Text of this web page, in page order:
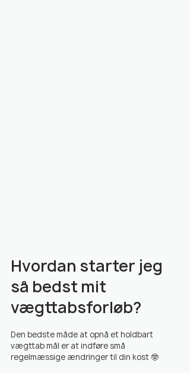
Hvordan starter jeg
så bedst mit
vægttabsforløb?
Den bedste måde at opnå et holdbart
vægttab mål er at indføre små
regelmæssige ændringer til din kost 🤓